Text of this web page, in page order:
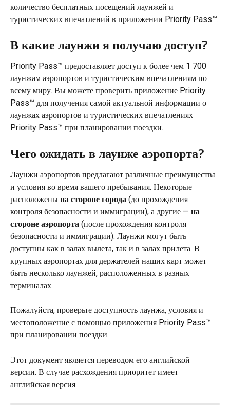
количество бесплатных посещений лаунжей и
туристических впечатлений в приложении Priority Pass™.
В какие лаунжи я получаю доступ?
Priority Pass™ предоставляет доступ к более чем 1 700
лаунжам аэропортов и туристическим впечатлениям по
всему миру. Вы можете проверить приложение Priority
Pass™ для получения самой актуальной информации о
лаунжах аэропортов и туристических впечатлениях
Priority Pass™ при планировании поездки.
Чего ожидать в лаунже аэропорта?
Лаунжи аэропортов предлагают различные преимущества
и условия во время вашего пребывания. Некоторые
расположены на стороне города (до прохождения
контроля безопасности и иммиграции), а другие — на
стороне аэропорта (после прохождения контроля
безопасности и иммиграции). Лаунжи могут быть
доступны как в залах вылета, так и в залах прилета. В
крупных аэропортах для держателей наших карт может
быть несколько лаунжей, расположенных в разных
терминалах.
Пожалуйста, проверьте доступность лаунжа, условия и
местоположение с помощью приложения Priority Pass™
при планировании поездки.
Этот документ является переводом его английской
версии. В случае расхождения приоритет имеет
английская версия.